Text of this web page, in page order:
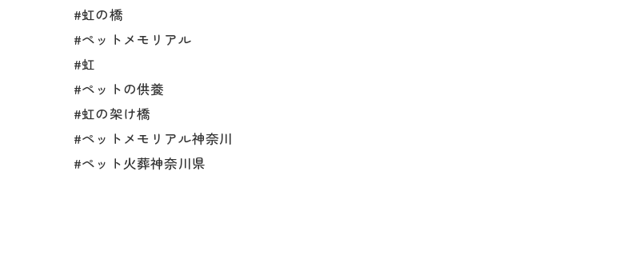
#虹の橋
#ペットメモリアル
#虹
#ペットの供養
#虹の架け橋
#ペットメモリアル神奈川
#ペット火葬神奈川県